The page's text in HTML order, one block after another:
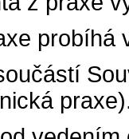
probíhá